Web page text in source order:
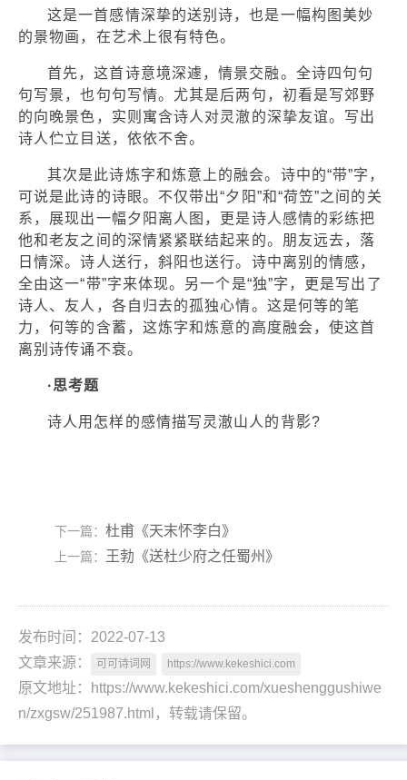
这是一首感情深挚的送别诗，也是一幅构图美妙
的景物画，在艺术上很有特色。
首先，这首诗意境深遽，情景交融。全诗四句句
句写景，也句句写情。尤其是后两句，初看是写郊野
的向晚景色，实则寓含诗人对灵澈的深挚友谊。写出
诗人伫立目送，依依不舍。
其次是此诗炼字和炼意上的融会。诗中的“带”字，
可说是此诗的诗眼。不仅带出“夕阳”和“荷笠”之间的关
系，展现出一幅夕阳离人图，更是诗人感情的彩练把
他和老友之间的深情紧紧联结起来的。朋友远去，落
日情深。诗人送行，斜阳也送行。诗中离别的情感，
全由这一“带”字来体现。另一个是“独”字，更是写出了
诗人、友人，各自归去的孤独心情。这是何等的笔
力，何等的含蓄，这炼字和炼意的高度融会，使这首
离别诗传诵不衰。
·思考题
诗人用怎样的感情描写灵澈山人的背影?
下一篇： 杜甫《天末怀李白》
上一篇： 王勃《送杜少府之任蜀州》
发布时间：2022-07-13
文章来源：
可可诗词网 https://www.kekeshici.com
原文地址：https://www.kekeshici.com/xueshenggushiwe
n/zxgsw/251987.html，转载请保留。